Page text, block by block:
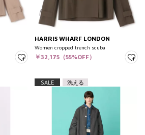
HARRIS WHARF LONDON
Women cropped trench scuba
￥32,175（55%OFF）
SALE 洗える